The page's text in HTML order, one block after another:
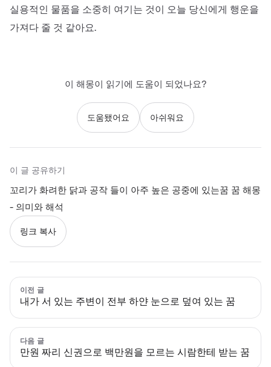
실용적인 물품을 소중히 여기는 것이 오늘 당신에게 행운을
가져다 줄 것 같아요.
이 해몽이 읽기에 도움이 되었나요?
도움됐어요 아쉬워요
이 글 공유하기
꼬리가 화려한 닭과 공작 들이 아주 높은 공중에 있는꿈 꿈 해몽
- 의미와 해석
링크 복사
이전 글
내가 서 있는 주변이 전부 하얀 눈으로 덮여 있는 꿈
다음 글
만원 짜리 신권으로 백만원을 모르는 시람한테 받는 꿈